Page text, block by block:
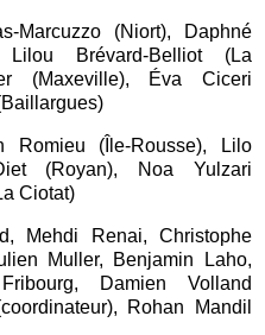
(Niort), Daphné
Brévard-Belliot (La
(Maxeville), Éva Ciceri
Romieu (Île-Rousse), Lilo
(Royan), Noa Yulzari
Ciotat)
Mehdi Renai, Christophe
Muller, Benjamin Laho,
Damien Volland
Rohan Mandil